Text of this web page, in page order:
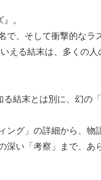
。
、そして衝撃的なラ
える結末は、多くの人
結末とは別に、幻の
ング」の詳細から、物
深い「考察」まで、あ